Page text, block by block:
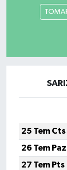
25 Tem Cts
26 Tem Paz
27 Tem Pts